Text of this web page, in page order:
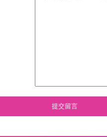
提交留言